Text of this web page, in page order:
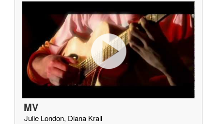
MV
Julie London, Diana Krall